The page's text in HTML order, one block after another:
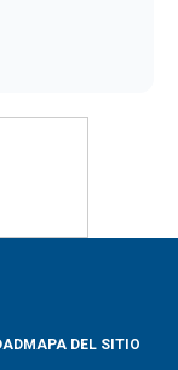
MAPA DEL SITIO